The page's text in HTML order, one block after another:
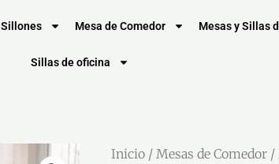
Sillones Mesa de Comedor Mesas y Sillas
Sillas de oficina
Inicio / Mesas de Comedor /